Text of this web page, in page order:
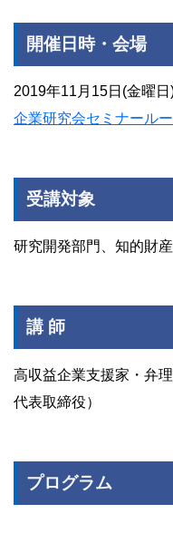
開催日時・会場
2019年11月15日(金曜
企業研究会セミナール
受講対象
研究開発部門、知的財
講 師
高収益企業支援家・弁
代表取締役）
プログラム